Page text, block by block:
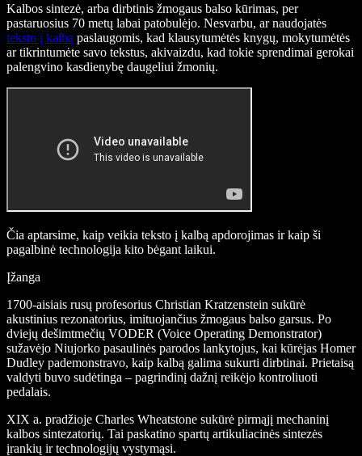
Kalbos sintezė, arba dirbtinis žmogaus balso kūrimas, per
pastaruosius 70 metų labai patobulėjo. Nesvarbu, ar naudojatės
teksto į kalbą paslaugomis, kad klausytumėtės knygų, mokytumėtės
ar tikrintumėte savo tekstus, akivaizdu, kad tokie sprendimai gerokai
palengvino kasdienybę daugeliui žmonių.
Čia aptarsime, kaip veikia teksto į kalbą apdorojimas ir kaip ši
pagalbinė technologija kito bėgant laikui.
Įžanga
1700-aisiais rusų profesorius Christian Kratzenstein sukūrė
akustinius rezonatorius, imituojančius žmogaus balso garsus. Po
dviejų dešimtmečių VODER (Voice Operating Demonstrator)
sužavėjo Niujorko pasaulinės parodos lankytojus, kai kūrėjas Homer
Dudley pademonstravo, kaip kalbą galima sukurti dirbtinai. Prietaisą
valdyti buvo sudėtinga – pagrindinį dažnį reikėjo kontroliuoti
pedalais.
XIX a. pradžioje Charles Wheatstone sukūrė pirmąjį mechaninį
kalbos sintezatorių. Tai paskatino spartų artikuliacinės sintezės
įrankių ir technologijų vystymąsi.